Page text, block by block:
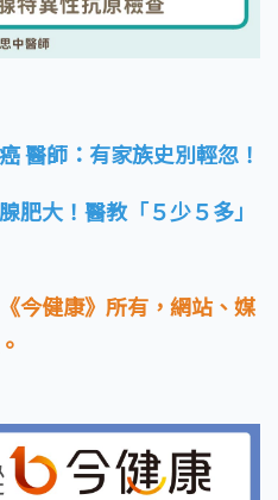
醫師：有家族史別輕忽！
肥大！醫教「５少５多」
今健康》所有，網站、媒